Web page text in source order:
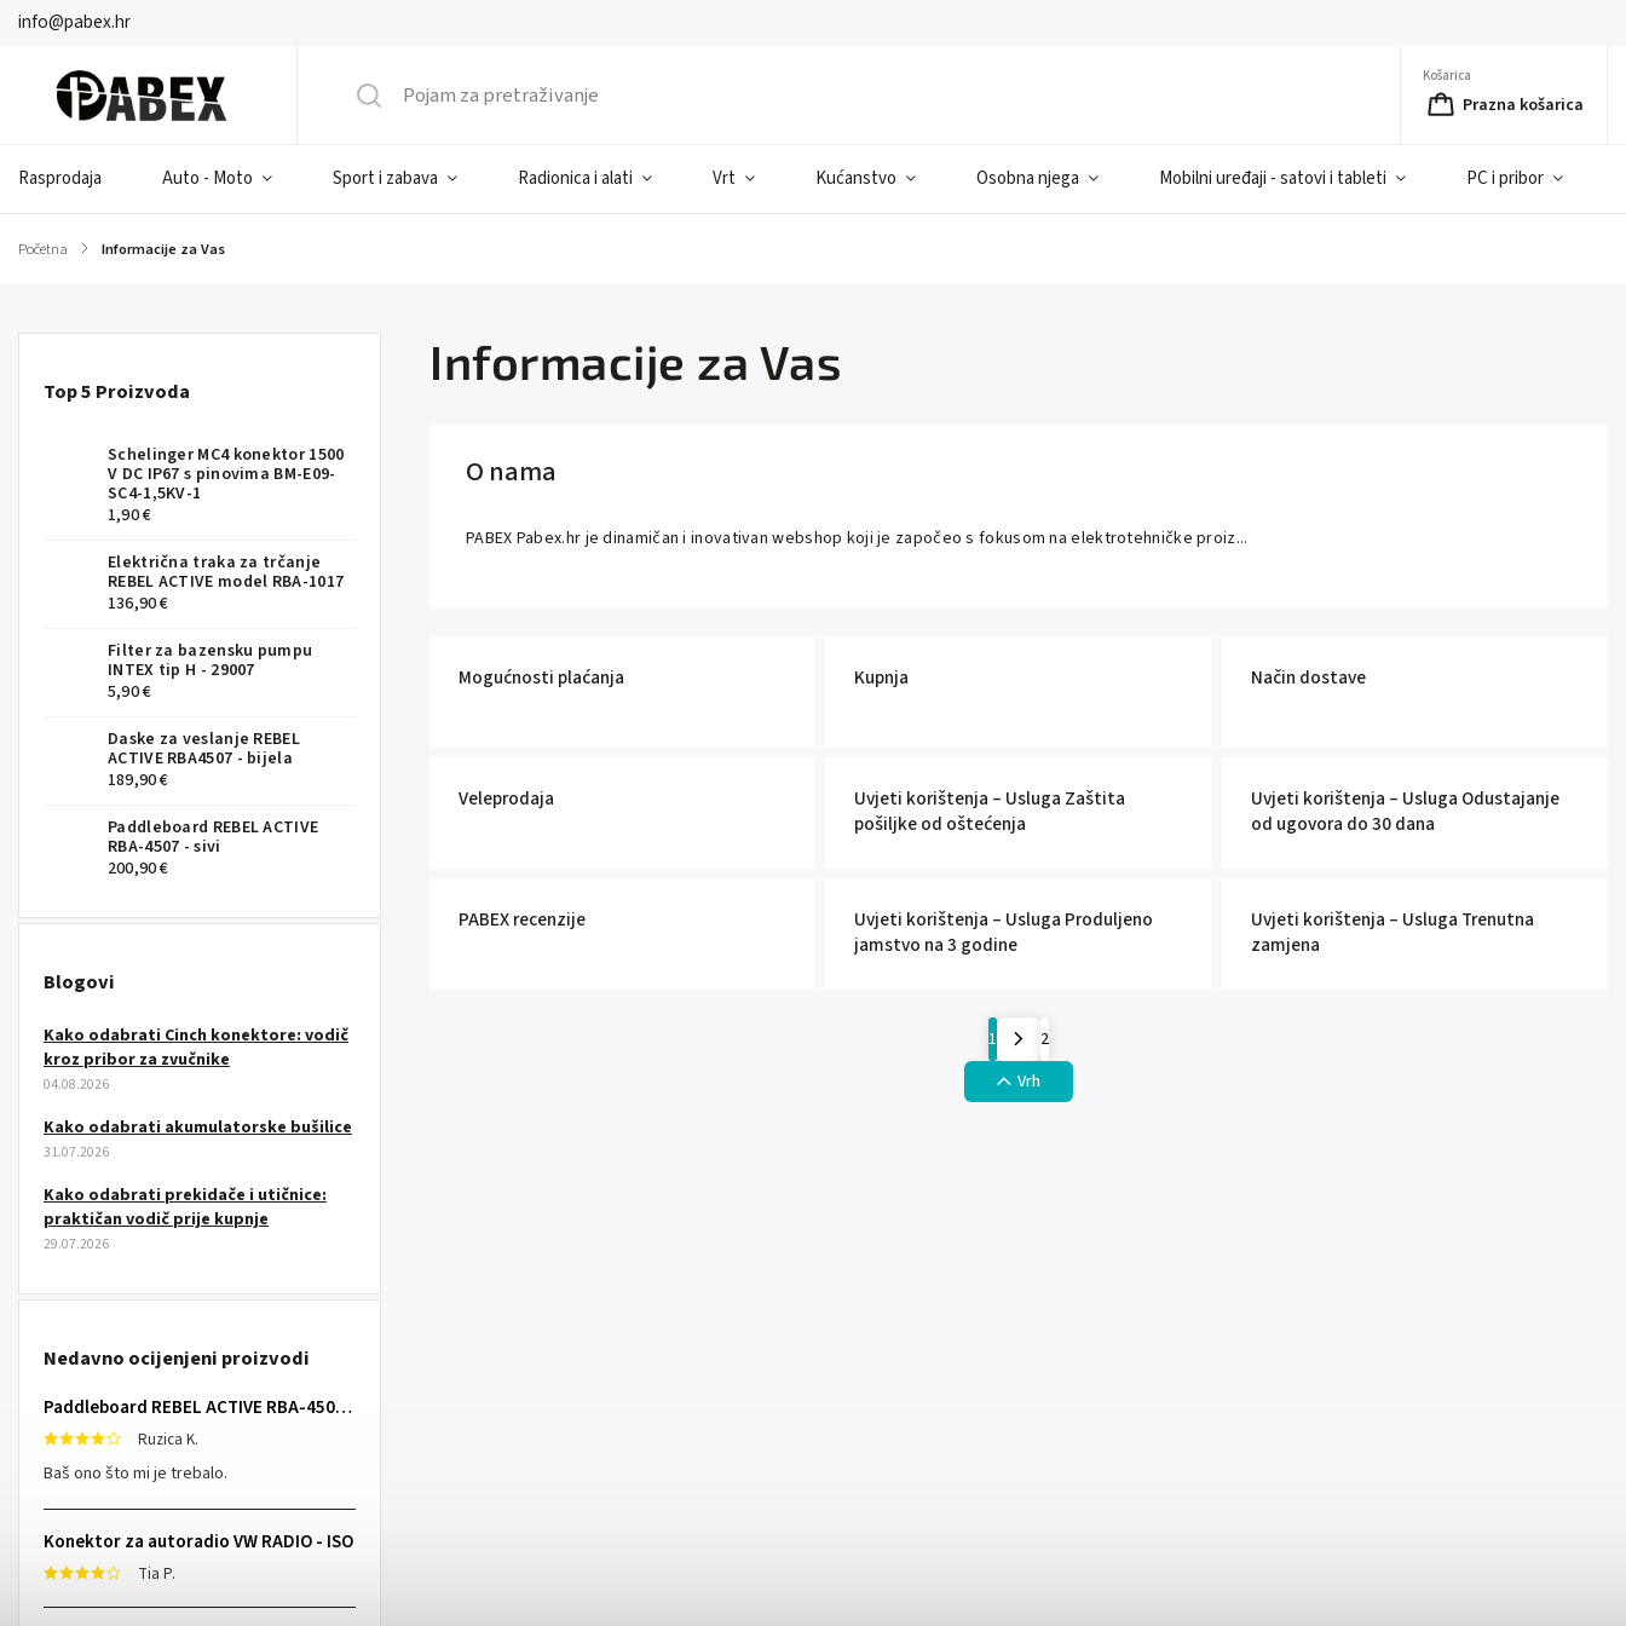
info@pabex.hr
Košarica
Prazna košarica
Rasprodaja Auto - Moto Sport i zabava Radionica i alati Vrt Kućanstvo Osobna njega Mobilni uređaji - satovi i tableti PC i pribor
Početna / Informacije za Vas
Top 5 Proizvoda
Schelinger MC4 konektor 1500
V DC IP67 s pinovima BM-E09-
SC4-1,5KV-1
1,90 €
Električna traka za trčanje
REBEL ACTIVE model RBA-1017
136,90 €
Filter za bazensku pumpu
INTEX tip H - 29007
5,90 €
Daske za veslanje REBEL
ACTIVE RBA4507 - bijela
189,90 €
Paddleboard REBEL ACTIVE
RBA-4507 - sivi
200,90 €
Blogovi
Kako odabrati Cinch konektore: vodič
kroz pribor za zvučnike
04.08.2026
Kako odabrati akumulatorske bušilice
31.07.2026
Kako odabrati prekidače i utičnice:
praktičan vodič prije kupnje
29.07.2026
Nedavno ocijenjeni proizvodi
Paddleboard REBEL ACTIVE RBA-4507 - sivi
Ruzica K.
Baš ono što mi je trebalo.
Konektor za autoradio VW RADIO - ISO
Tia P.
Informacije za Vas
O nama
PABEX Pabex.hr je dinamičan i inovativan webshop koji je započeo s fokusom na elektrotehničke proiz...
Mogućnosti plaćanja Kupnja Način dostave
Veleprodaja
Uvjeti korištenja – Usluga Zaštita
pošiljke od oštećenja
Uvjeti korištenja – Usluga Odustajanje
od ugovora do 30 dana
PABEX recenzije
Uvjeti korištenja – Usluga Produljeno
jamstvo na 3 godine
Uvjeti korištenja – Usluga Trenutna
zamjena
1
2
Vrh